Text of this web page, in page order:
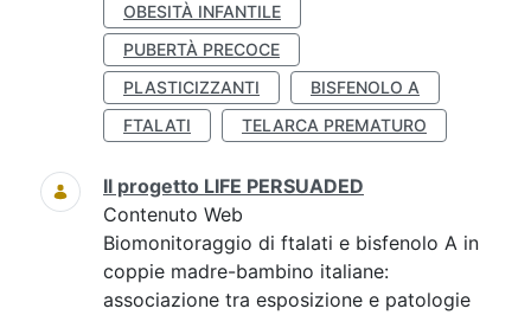
OBESITÀ INFANTILE
PUBERTÀ PRECOCE
PLASTICIZZANTI
BISFENOLO A
FTALATI
TELARCA PREMATURO
Il progetto LIFE PERSUADED
Contenuto Web
Biomonitoraggio di ftalati e bisfenolo A in
coppie madre-bambino italiane:
associazione tra esposizione e patologie